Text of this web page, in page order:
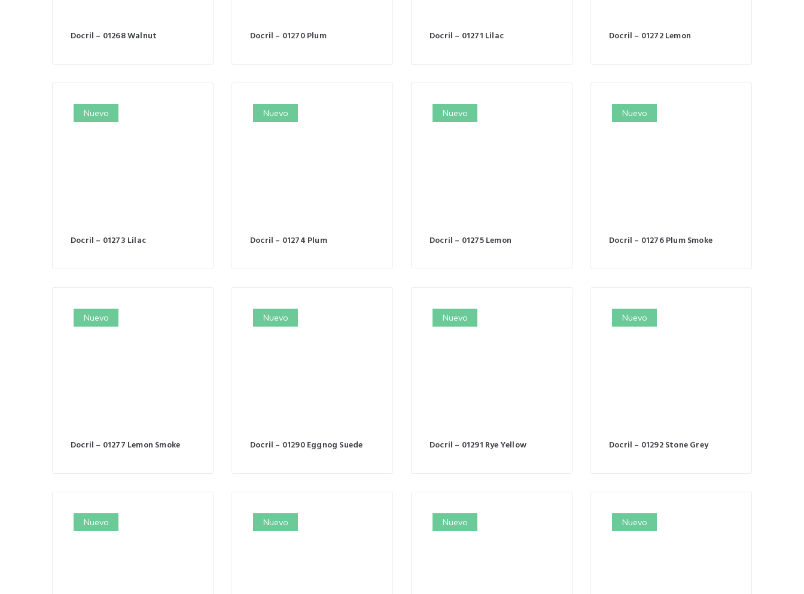
Docril – 01268 Walnut Docril – 01270 Plum Docril – 01271 Lilac Docril – 01272 Lemon
Nuevo
Docril – 01273 Lilac
Nuevo
Docril – 01274 Plum
Nuevo
Docril – 01275 Lemon
Nuevo
Docril – 01276 Plum Smoke
Nuevo
Docril – 01277 Lemon Smoke
Nuevo
Docril – 01290 Eggnog Suede
Nuevo
Docril – 01291 Rye Yellow
Nuevo
Docril – 01292 Stone Grey
Nuevo Nuevo Nuevo Nuevo